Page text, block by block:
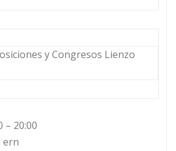
y Congresos Lienzo
– 20:00
ern